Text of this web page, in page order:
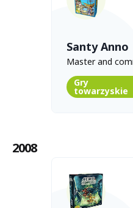
Santy Anno
Master and
Gry
towarzyskie
2008